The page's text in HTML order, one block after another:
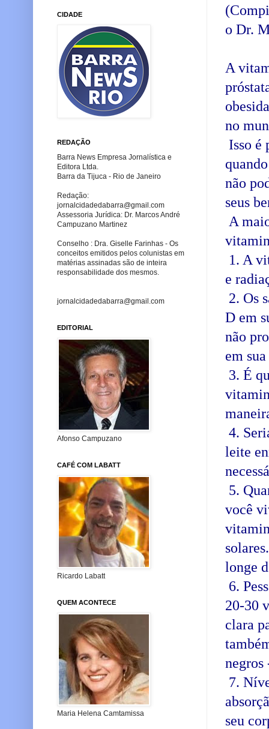
o Dr.
A
no
Isso é
não
seus
A
1. A
e
2. Os
D em
não
em
3. É
4.
leite
5.
você
longe
6.
20-30
clara
negros
7.
seu
CIDADE
REDAÇÃO
Barra News Empresa Jornalística e
Editora Ltda.
Barra da Tijuca - Rio de Janeiro
Redação:
jornalcidadedabarra@gmail.com
Assessoria Jurídica: Dr. Marcos André
Campuzano Martinez
Conselho : Dra. Giselle Farinhas - Os
conceitos emitidos pelos colunistas em
matérias assinadas são de inteira
responsabilidade dos mesmos.
jornalcidadedabarra@gmail.com
EDITORIAL
Afonso Campuzano
CAFÉ COM LABATT
Ricardo Labatt
QUEM ACONTECE
Maria Helena Camtamissa